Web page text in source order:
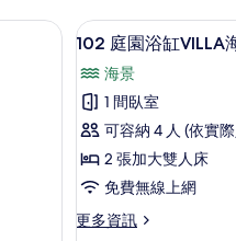
顯
102
庭
園
浴
缸
VILLA
16
102 庭園浴缸VILLA
海景
1 間臥室
可容納 4 人 (依實
2 張加大雙人床
免費無線上網
更多資訊
更